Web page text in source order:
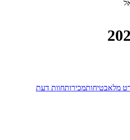
מלאבטיחותמכירותחוות דעת